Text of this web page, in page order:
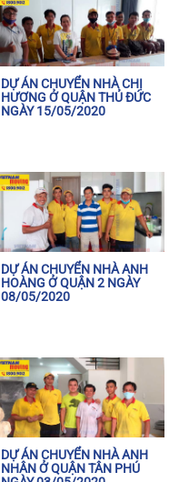
DỰ ÁN CHUYỂN NHÀ CHỊ
HƯƠNG Ở QUẬN THỦ ĐỨC
NGÀY 15/05/2020
DỰ ÁN CHUYỂN NHÀ ANH
HOÀNG Ở QUẬN 2 NGÀY
08/05/2020
DỰ ÁN CHUYỂN NHÀ ANH
NHÂN Ở QUẬN TÂN PHÚ